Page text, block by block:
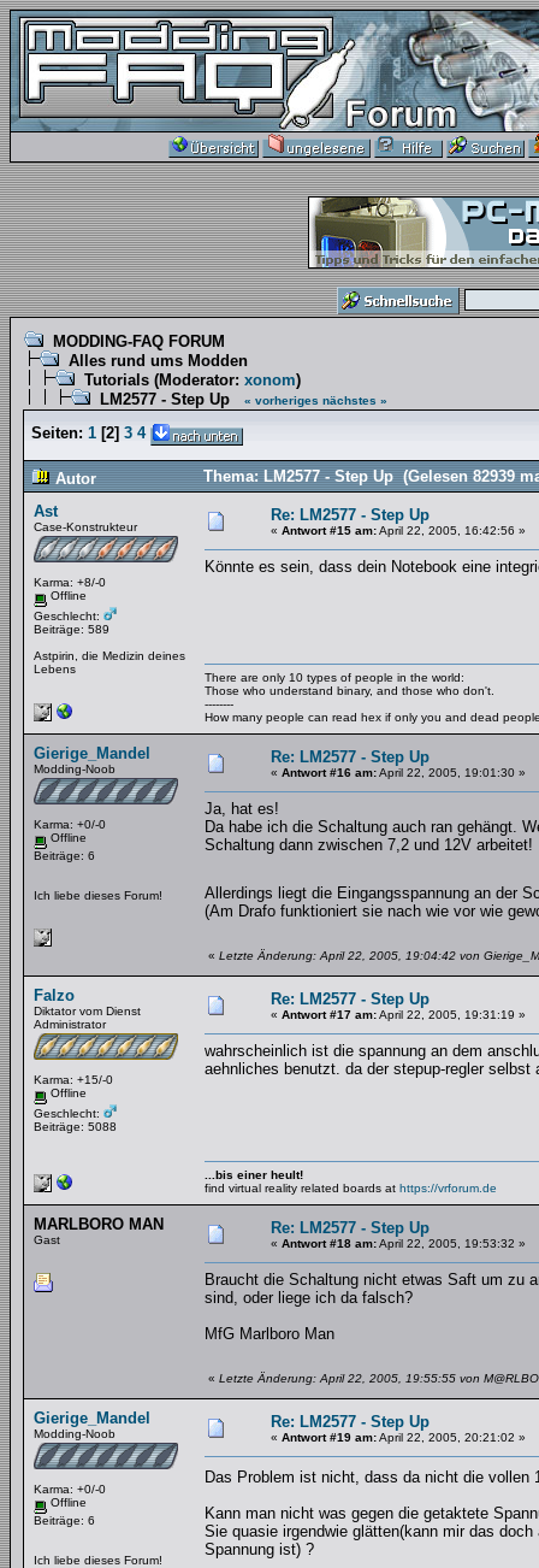
MODDING-FAQ FORUM
Alles rund ums Modden
Tutorials (Moderator: xonom)
LM2577 - Step Up
« vorheriges nächstes »
Seiten: 1 [2] 3 4
Autor
Thema: LM2577 - Step Up (Gelesen 82939
Ast
Case-Konstrukteur
Karma: +8/-0
Offline
Geschlecht:
Beiträge: 589
Astpirin, die Medizin deines
Lebens
Re: LM2577 - Step Up
« Antwort #15 am:April 22, 2005, 16:42:56 »
Könnte es sein, dass dein Notebook eine
There are only 10 types of people in the world:
Those who understand binary, and those who don't.
--------
How many people can read hex if only you and dead
Gierige_Mandel
Modding-Noob
Karma: +0/-0
Offline
Beiträge: 6
Ich liebe dieses Forum!
Re: LM2577 - Step Up
« Antwort #16 am:April 22, 2005, 19:01:30 »
Ja, hat es!
Da habe ich die Schaltung auch ran gehängt.
Schaltung dann zwischen 7,2 und 12V arbeitet!
Allerdings liegt die Eingangsspannung an der
(Am Drafo funktioniert sie nach wie vor wie
« Letzte Änderung: April 22, 2005, 19:04:42 von
Falzo
Diktator vom Dienst
Administrator
Karma: +15/-0
Offline
Geschlecht:
Beiträge: 5088
Re: LM2577 - Step Up
« Antwort #17 am:April 22, 2005, 19:31:19 »
wahrscheinlich ist die spannung an dem
aehnliches benutzt. da der stepup-regler
...bis einer heult!
find virtual reality related boards at https://vrforum.de
MARLBORO MAN
Gast
Re: LM2577 - Step Up
« Antwort #18 am:April 22, 2005, 19:53:32 »
Braucht die Schaltung nicht etwas Saft um zu
sind, oder liege ich da falsch?
MfG Marlboro Man
« Letzte Änderung: April 22, 2005, 19:55:55 von
Gierige_Mandel
Modding-Noob
Karma: +0/-0
Offline
Beiträge: 6
Ich liebe dieses Forum!
Re: LM2577 - Step Up
« Antwort #19 am:April 22, 2005, 20:21:02 »
Das Problem ist nicht, dass da nicht die
Kann man nicht was gegen die getaktete
Sie quasie irgendwie glätten(kann mir das
Spannung ist) ?